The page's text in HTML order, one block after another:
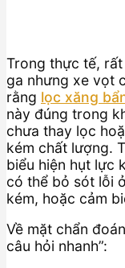
Trong thực tế,
ga nhưng xe vọt
rằng lọc xăng
này đúng trong
chưa thay lọc
kém chất lượng.
biểu hiện hụt lực
có thể bỏ sót lỗi
kém, hoặc cảm
Về mặt chẩn
câu hỏi nhanh”: